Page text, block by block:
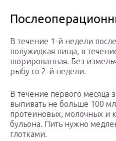
В течение 1-й недели
полужидкая пища, в
пюрированная. Без
рыбу со 2-й недели.
В течение первого месяца
выпивать не больше 100
протеиновых, молочных и
бульона. Пить нужно
глотками.